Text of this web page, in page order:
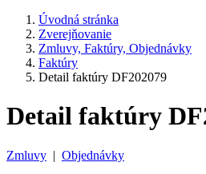
Úvodná stránka
Zverejňovanie
Zmluvy, Faktúry, Objednávky
Faktúry
Detail faktúry DF202079
Detail faktúry
Zmluvy | Objednávky